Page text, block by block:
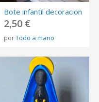
Bote infantil decoracion
2,50 €
porTodo a mano